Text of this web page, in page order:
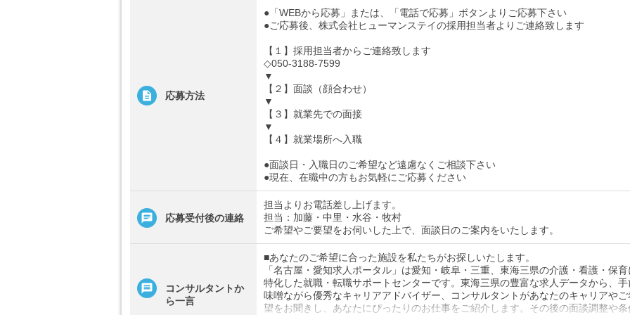
応募方法
●「WEBから応募」または、「電話で応募」ボタンよりご応募下さい
●ご応募後、株式会社ヒューマンステイの採用担当者よりご連絡致します
【１】採用担当者からご連絡致します
◇050-3188-7599
▼
【２】面談（顔合わせ）
▼
【３】就業先での面接
▼
【４】就業場所へ入職
●面談日・入職日のご希望など遠慮なくご相談下さい
●現在、在職中の方もお気軽にご応募ください
応募受付後の連絡
担当よりお電話差し上げます。
担当：加藤・中里・水谷・牧村
ご希望やご要望をお伺いした上で、面談日のご案内をいたします。
コンサルタントか
ら一言
■あなたのご希望に合った施設を私たちがお探しいたします。
「名古屋・愛知求人ポータル」は愛知・岐阜・三重、東海三県の介護・看護・保育
特化した就職・転職サポートセンターです。東海三県の豊富な求人データから、手
味噌ながら優秀なキャリアアドバイザー、コンサルタントがあなたのキャリアやご
望をお聞きし、あなたにぴったりのお仕事をご紹介します。その後の面談調整や条